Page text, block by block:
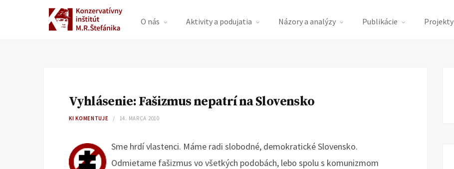
O nás Aktivity a podujatia Názory a analýzy Publikácie Projekty
Vyhlásenie: Fašizmus nepatrí na Slovensko
KI KOMENTUJE 14. MARCA 2010
Sme hrdí vlastenci. Máme radi slobodné, demokratické Slovensko.
Odmietame fašizmus vo všetkých podobách, lebo spolu s komunizmom